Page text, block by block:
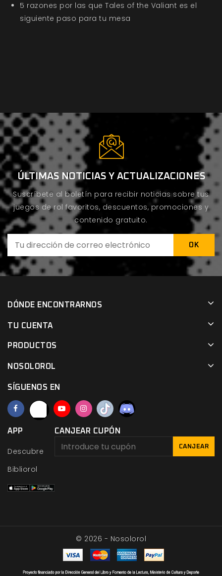
5 razones por las que Tales of the Valiant es el
siguiente paso para tu mesa
ÚLTIMAS NOTICIAS Y ACTUALIZACIONES
Suscríbete al boletín para recibir noticias sobre tus
juegos de rol favoritos, descuentos, promociones y
contenido gratuito.
DÓNDE ENCONTRARNOS
TU CUENTA
PRODUCTOS
NOSOLOROL
SÍGUENOS EN
APP
Descubre
Bibliorol
CANJEAR CUPÓN
CANJEAR
© 2026 - Nosolorol